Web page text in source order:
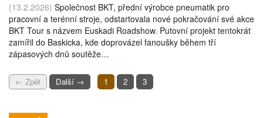
(13.2.2026) Společnost BKT, přední výrobce pneumatik pro
pracovní a terénní stroje, odstartovala nové pokračování své akce
BKT Tour s názvem Euskadi Roadshow. Putovní projekt tentokrát
zamířil do Baskicka, kde doprovázel fanoušky během tří
zápasových dnů soutěže…
← Zpět Další → 1 2 3